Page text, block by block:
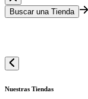
Buscar una Tienda
Nuestras Tiendas